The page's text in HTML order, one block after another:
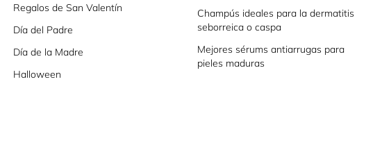
Regalos de San Valentín
Día del Padre
Día de la Madre
Halloween
Champús ideales para la dermatitis
seborreica o caspa
Mejores sérums antiarrugas para
pieles maduras